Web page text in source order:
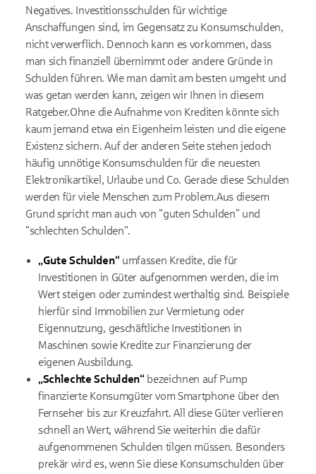
Negatives. Investitionsschulden für wichtige
Anschaffungen sind, im Gegensatz zu Konsumschulden,
nicht verwerflich. Dennoch kann es vorkommen, dass
man sich finanziell übernimmt oder andere Gründe in
Schulden führen. Wie man damit am besten umgeht und
was getan werden kann, zeigen wir Ihnen in diesem
Ratgeber.Ohne die Aufnahme von Krediten könnte sich
kaum jemand etwa ein Eigenheim leisten und die eigene
Existenz sichern. Auf der anderen Seite stehen jedoch
häufig unnötige Konsumschulden für die neuesten
Elektronikartikel, Urlaube und Co. Gerade diese Schulden
werden für viele Menschen zum Problem.Aus diesem
Grund spricht man auch von "guten Schulden" und
"schlechten Schulden".
„Gute Schulden“umfassen Kredite, die für
Investitionen in Güter aufgenommen werden, die im
Wert steigen oder zumindest werthaltig sind. Beispiele
hierfür sind Immobilien zur Vermietung oder
Eigennutzung, geschäftliche Investitionen in
Maschinen sowie Kredite zur Finanzierung der
eigenen Ausbildung.
„Schlechte Schulden“bezeichnen auf Pump
finanzierte Konsumgüter vom Smartphone über den
Fernseher bis zur Kreuzfahrt. All diese Güter verlieren
schnell an Wert, während Sie weiterhin die dafür
aufgenommenen Schulden tilgen müssen. Besonders
prekär wird es, wenn Sie diese Konsumschulden über